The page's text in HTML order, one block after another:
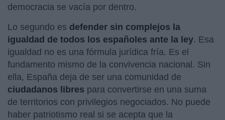
democracia se vacía por dentro.
Lo segundo es defender sin complejos la
igualdad de todos los españoles ante la ley. Esa
igualdad no es una fórmula jurídica fría. Es el
fundamento mismo de la convivencia nacional. Sin
ella, España deja de ser una comunidad de
ciudadanos libres para convertirse en una suma
de territorios con privilegios negociados. No puede
haber patriotismo real si se acepta que la